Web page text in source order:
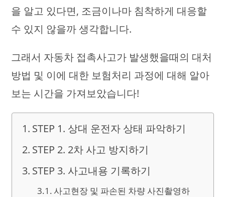
을 알고 있다면, 조금이나마 침착하게 대응할
수 있지 않을까 생각합니다.
그래서 자동차 접촉사고가 발생했을때의 대처
방법 및 이에 대한 보험처리 과정에 대해 알아
보는 시간을 가져보았습니다!
STEP 1. 상대 운전자 상태 파악하기
STEP 2. 2차 사고 방지하기
STEP 3. 사고내용 기록하기
사고현장 및 파손된 차량 사진촬영하